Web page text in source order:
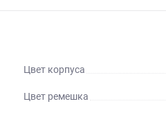
Цвет корпуса
Цвет ремешка